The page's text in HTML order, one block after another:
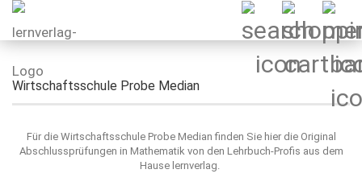
Wirtschaftsschule Probe Median
Für die Wirtschaftsschule Probe Median finden Sie hier die Original
Abschlussprüfungen in Mathematik von den Lehrbuch-Profis aus dem
Hause lernverlag.